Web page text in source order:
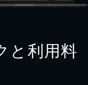
と利用料